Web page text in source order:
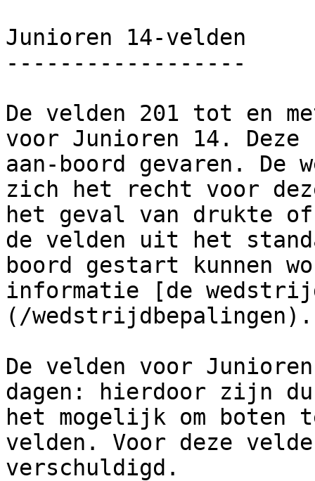
Junioren 14-velden
------------------
De velden 201 tot en
voor Junioren 14.
aan-boord gevaren. De
zich het recht voor
het geval van drukte
de velden uit het
boord gestart kunnen
informatie [de
(/wedstrijdbepalingen).
De velden voor
dagen: hierdoor zijn
het mogelijk om boten
velden. Voor deze
verschuldigd.